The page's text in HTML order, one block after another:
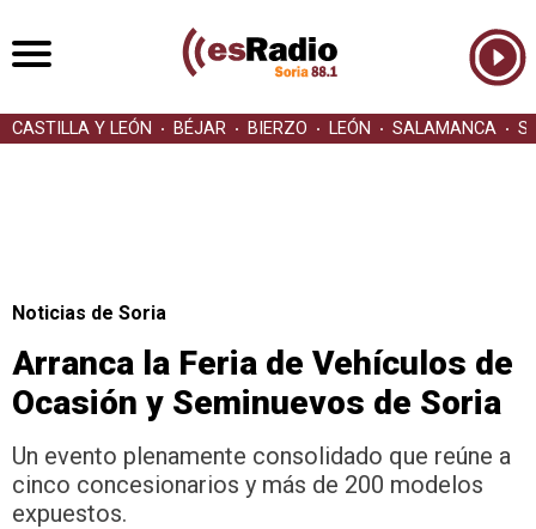
CASTILLA Y LEÓN BÉJAR BIERZO LEÓN SALAMANCA
Noticias de Soria
Arranca la Feria de Vehículos de
Ocasión y Seminuevos de Soria
Un evento plenamente consolidado que reúne a
cinco concesionarios y más de 200 modelos
expuestos.